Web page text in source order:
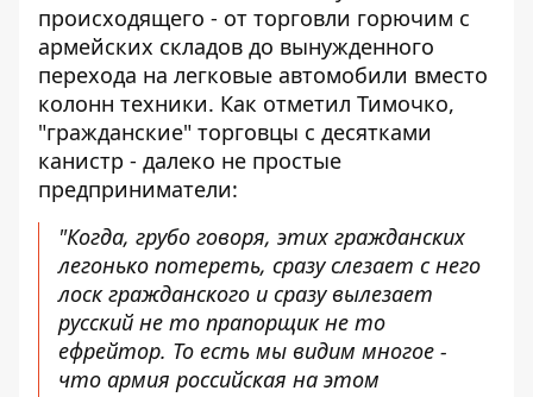
происходящего - от торговли горючим с
армейских складов до вынужденного
перехода на легковые автомобили вместо
колонн техники. Как отметил Тимочко,
"гражданские" торговцы с десятками
канистр - далеко не простые
предприниматели:
"Когда, грубо говоря, этих гражданских
легонько потереть, сразу слезает с него
лоск гражданского и сразу вылезает
русский не то прапорщик не то
ефрейтор. То есть мы видим многое -
что армия российская на этом